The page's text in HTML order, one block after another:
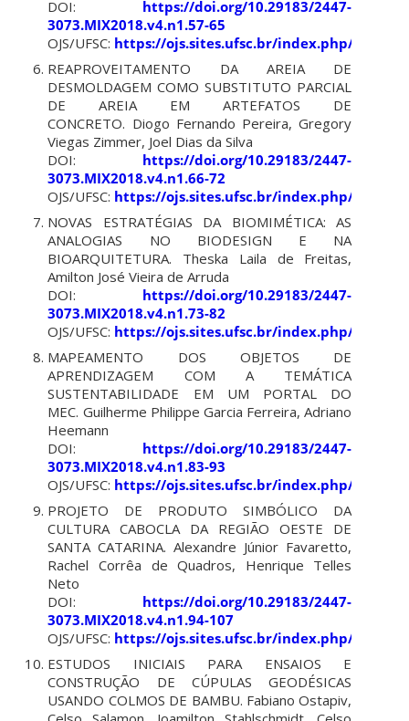
DOI: https://doi.org/10.29183/2447-
3073.MIX2018.v4.n1.57-65
OJS/UFSC: https://ojs.sites.ufsc.br/index.php/
REAPROVEITAMENTO DA AREIA DE
DESMOLDAGEM COMO SUBSTITUTO PARCIAL
DE AREIA EM ARTEFATOS DE
CONCRETO. Diogo Fernando Pereira, Gregory
Viegas Zimmer, Joel Dias da Silva
DOI: https://doi.org/10.29183/2447-
3073.MIX2018.v4.n1.66-72
OJS/UFSC: https://ojs.sites.ufsc.br/index.php/
NOVAS ESTRATÉGIAS DA BIOMIMÉTICA: AS
ANALOGIAS NO BIODESIGN E NA
BIOARQUITETURA. Theska Laila de Freitas,
Amilton José Vieira de Arruda
DOI: https://doi.org/10.29183/2447-
3073.MIX2018.v4.n1.73-82
OJS/UFSC: https://ojs.sites.ufsc.br/index.php/
MAPEAMENTO DOS OBJETOS DE
APRENDIZAGEM COM A TEMÁTICA
SUSTENTABILIDADE EM UM PORTAL DO
MEC. Guilherme Philippe Garcia Ferreira, Adriano
Heemann
DOI: https://doi.org/10.29183/2447-
3073.MIX2018.v4.n1.83-93
OJS/UFSC: https://ojs.sites.ufsc.br/index.php/
PROJETO DE PRODUTO SIMBÓLICO DA
CULTURA CABOCLA DA REGIÃO OESTE DE
SANTA CATARINA. Alexandre Júnior Favaretto,
Rachel Corrêa de Quadros, Henrique Telles
Neto
DOI: https://doi.org/10.29183/2447-
3073.MIX2018.v4.n1.94-107
OJS/UFSC: https://ojs.sites.ufsc.br/index.php/
ESTUDOS INICIAIS PARA ENSAIOS E
CONSTRUÇÃO DE CÚPULAS GEODÉSICAS
USANDO COLMOS DE BAMBU. Fabiano Ostapiv,